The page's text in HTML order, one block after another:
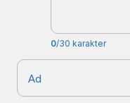
0/30 karakter
Ad